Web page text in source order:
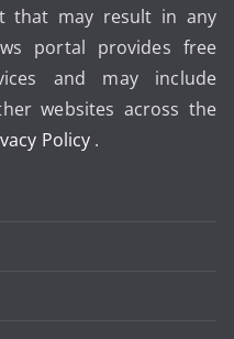
that may result in any
portal provides free
and may include
websites across the
Policy .